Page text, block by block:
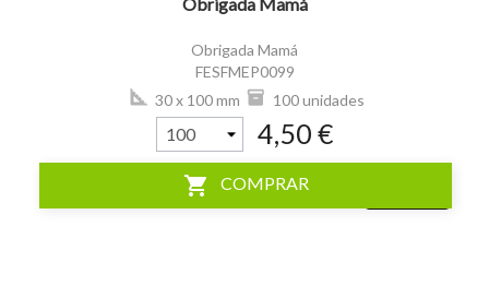
Obrigada Mamá
FESFMEP0099
30 x 100 mm
100 unidades
4,50 €
shopping_cart COMPRAR